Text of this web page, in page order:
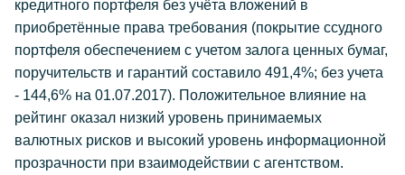
кредитного портфеля без учёта вложений в
приобретённые права требования (покрытие ссудного
портфеля обеспечением с учетом залога ценных бумаг,
поручительств и гарантий составило 491,4%; без учета
- 144,6% на 01.07.2017). Положительное влияние на
рейтинг оказал низкий уровень принимаемых
валютных рисков и высокий уровень информационной
прозрачности при взаимодействии с агентством.